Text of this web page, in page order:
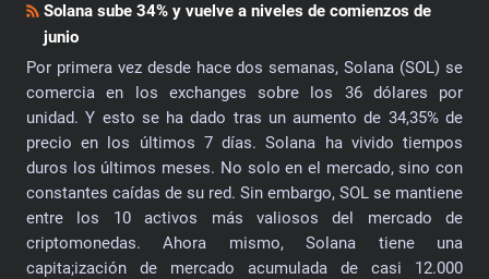
Solana sube 34% y vuelve a niveles de comienzos de
junio
Por primera vez desde hace dos semanas, Solana (SOL) se
comercia en los exchanges sobre los 36 dólares por
unidad. Y esto se ha dado tras un aumento de 34,35% de
precio en los últimos 7 días. Solana ha vivido tiempos
duros los últimos meses. No solo en el mercado, sino con
constantes caídas de su red. Sin embargo, SOL se mantiene
entre los 10 activos más valiosos del mercado de
criptomonedas. Ahora mismo, Solana tiene una
capita;ización de mercado acumulada de casi 12.000